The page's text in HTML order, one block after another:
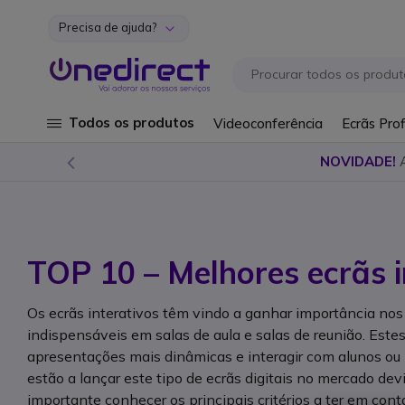
Ir para o Conteúdo
Precisa de ajuda?
Todos os produtos Videoconferência Ecrãs
NOVIDADE!
TOP 10 – Melhores
Os ecrãs interativos têm vindo a ganhar importância
indispensáveis em salas de aula e salas de reunião.
apresentações mais dinâmicas e interagir com alunos
estão a lançar este tipo de ecrãs digitais no mercado
importante conhecer os principais critérios a ter em